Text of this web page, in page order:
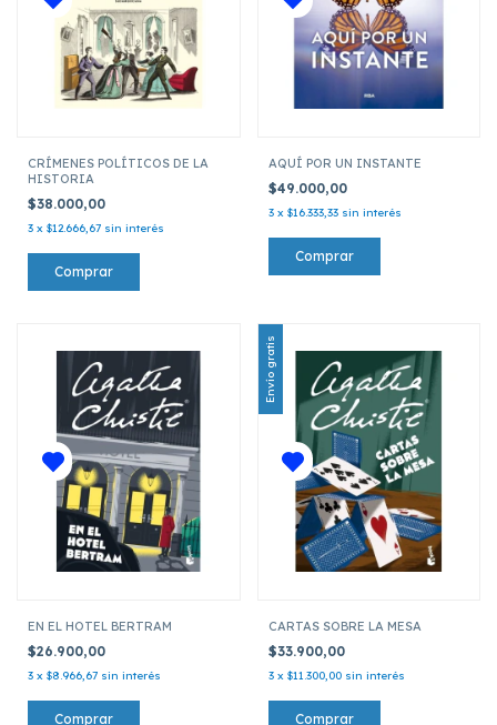
CRÍMENES POLÍTICOS DE LA
HISTORIA
$38.000,00
3 x $12.666,67 sin interés
AQUÍ POR UN INSTANTE
$49.000,00
3 x $16.333,33 sin interés
EN EL HOTEL BERTRAM
$26.900,00
3 x $8.966,67 sin interés
Envío gratis
CARTAS SOBRE LA MESA
$33.900,00
3 x $11.300,00 sin interés